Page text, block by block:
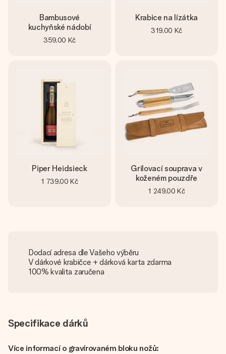
Bambusové
kuchyňské nádobí
359,00 Kč
Krabice na lízátka
319,00 Kč
Piper Heidsieck
1 739,00 Kč
Grilovací souprava v
koženém pouzdře
1 249,00 Kč
Dodací adresa dle Vašeho výběru
V dárkové krabičce + dárková karta zdarma
100% kvalita zaručena
Specifikace dárků
Více informací o gravírovaném bloku nožů: